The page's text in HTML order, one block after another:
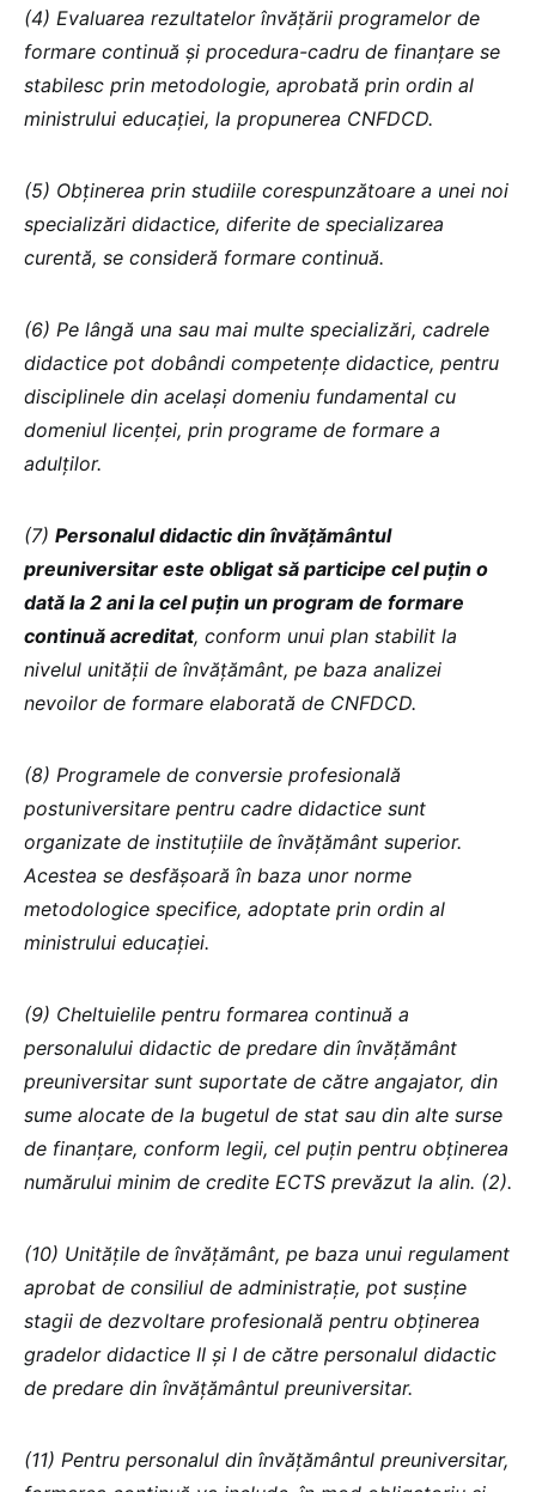
(4) Evaluarea rezultatelor învățării programelor de
formare continuă și procedura-cadru de finanțare se
stabilesc prin metodologie, aprobată prin ordin al
ministrului educației, la propunerea CNFDCD.
(5) Obținerea prin studiile corespunzătoare a unei noi
specializări didactice, diferite de specializarea
curentă, se consideră formare continuă.
(6) Pe lângă una sau mai multe specializări, cadrele
didactice pot dobândi competențe didactice, pentru
disciplinele din același domeniu fundamental cu
domeniul licenței, prin programe de formare a
adulților.
(7) Personalul didactic din învățământul
preuniversitar este obligat să participe cel puțin o
dată la 2 ani la cel puțin un program de formare
continuă acreditat, conform unui plan stabilit la
nivelul unității de învățământ, pe baza analizei
nevoilor de formare elaborată de CNFDCD.
(8) Programele de conversie profesională
postuniversitare pentru cadre didactice sunt
organizate de instituțiile de învățământ superior.
Acestea se desfășoară în baza unor norme
metodologice specifice, adoptate prin ordin al
ministrului educației.
(9) Cheltuielile pentru formarea continuă a
personalului didactic de predare din învățământ
preuniversitar sunt suportate de către angajator, din
sume alocate de la bugetul de stat sau din alte surse
de finanțare, conform legii, cel puțin pentru obținerea
numărului minim de credite ECTS prevăzut la alin. (2).
(10) Unitățile de învățământ, pe baza unui regulament
aprobat de consiliul de administrație, pot susține
stagii de dezvoltare profesională pentru obținerea
gradelor didactice II și I de către personalul didactic
de predare din învățământul preuniversitar.
(11) Pentru personalul din învățământul preuniversitar,